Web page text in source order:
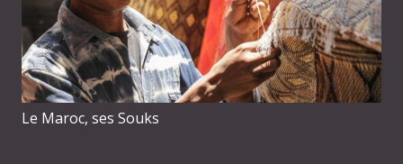
Le Maroc, ses Souks